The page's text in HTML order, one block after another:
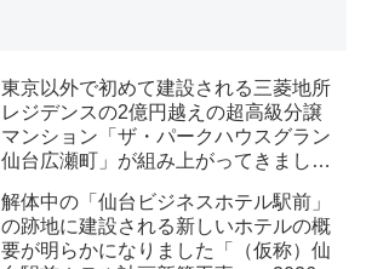
東京以外で初めて建設される三菱地所
レジデンスの2億円越えの超高級分譲
マンション「ザ・パークハウスグラン
仙台広瀬町」が組み上がってきまし
解体中の「仙台ビジネスホテル駅前」
の跡地に建設される新しいホテルの概
要が明らかになりました「（仮称）仙